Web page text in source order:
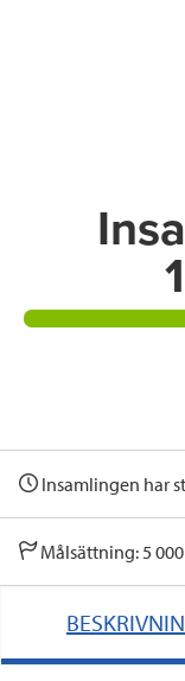
Insamlingen har
Målsättning: 5